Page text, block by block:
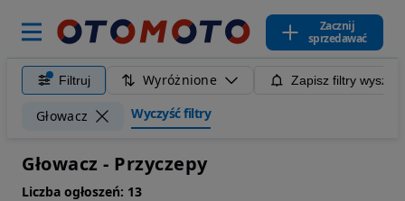
Zacznij
sprzedawać
Filtruj Wyróżnione Zapisz filtry
Głowacz Wyczyść filtry
Głowacz - Przyczepy
Liczba ogłoszeń: 13